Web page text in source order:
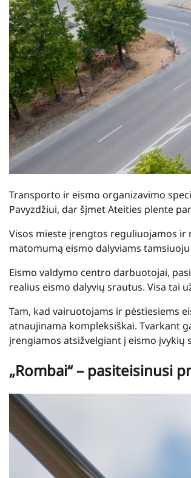
Transporto ir eismo organizavimo
Pavyzdžiui, dar šįmet Ateities plente
Visos mieste įrengtos reguliuojamos
matomumą eismo dalyviams
Eismo valdymo centro darbuotojai,
realius eismo dalyvių srautus. Visa tai
Tam, kad vairuotojams ir pėstiesiems
atnaujinama kompleksiškai. Tvarkant
įrengiamos atsižvelgiant į eismo
„Rombai“ – pasiteisinusi